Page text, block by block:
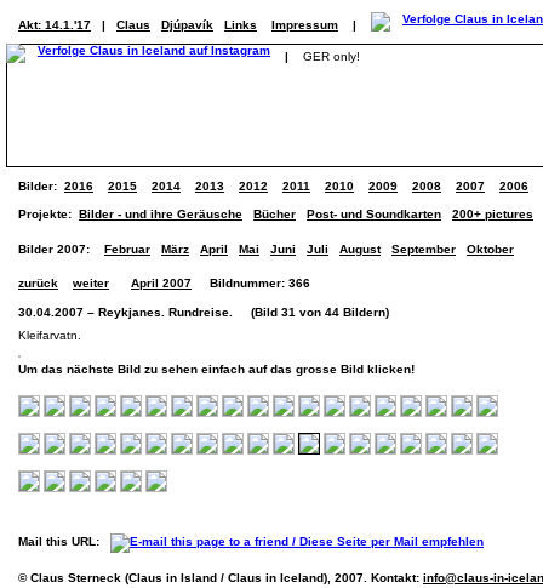
Akt: 14.1.'17 | Claus Djúpavík Links Impressum |
| GER only!
Bilder: 2016 2015 2014 2013 2012 2011 2010 2009 2008 2007 2006
Projekte: Bilder - und ihre Geräusche Bücher Post- und Soundkarten 200+ pictures
Bilder 2007: Februar März April Mai Juni Juli August September Oktober
zurück weiter April 2007 Bildnummer: 366
30.04.2007 – Reykjanes. Rundreise. (Bild 31 von 44 Bildern)
Kleifarvatn.
Um das nächste Bild zu sehen einfach auf das grosse Bild klicken!
Mail this URL:
© Claus Sterneck (Claus in Island / Claus in Iceland), 2007. Kontakt: info@claus-in-